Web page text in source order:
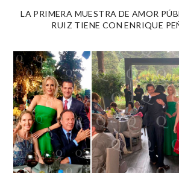
LA PRIMERA MUESTRA DE AMOR
RUIZ TIENE CON ENRIQUE